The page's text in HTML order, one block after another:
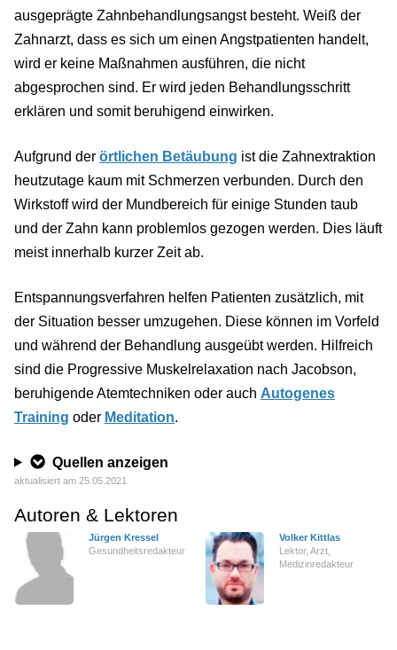
ausgeprägte Zahnbehandlungsangst besteht. Weiß der
Zahnarzt, dass es sich um einen Angstpatienten handelt,
wird er keine Maßnahmen ausführen, die nicht
abgesprochen sind. Er wird jeden Behandlungsschritt
erklären und somit beruhigend einwirken.
Aufgrund der örtlichen Betäubung ist die Zahnextraktion
heutzutage kaum mit Schmerzen verbunden. Durch den
Wirkstoff wird der Mundbereich für einige Stunden taub
und der Zahn kann problemlos gezogen werden. Dies läuft
meist innerhalb kurzer Zeit ab.
Entspannungsverfahren helfen Patienten zusätzlich, mit
der Situation besser umzugehen. Diese können im Vorfeld
und während der Behandlung ausgeübt werden. Hilfreich
sind die Progressive Muskelrelaxation nach Jacobson,
beruhigende Atemtechniken oder auch Autogenes
Training oder Meditation.
Quellen anzeigen
aktualisiert am 25.05.2021
Autoren & Lektoren
Jürgen Kressel
Gesundheitsredakteur
Volker Kittlas
Lektor, Arzt,
Medizinredakteur